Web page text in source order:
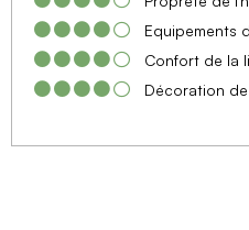
Equipements
Confort de la
Décoration